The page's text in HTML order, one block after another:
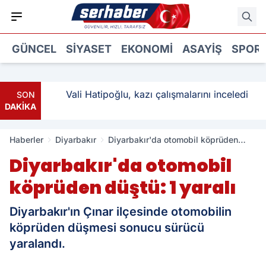
GÜNCEL SIYASET EKONOMI ASAYIŞ SPOR
SON
DAKİKA
Vali Hatipoğlu, kazı çalışmalarını inceledi
Haberler Diyarbakır
Diyarbakır'da otomobil köprüden
Diyarbakır'da otomobil
köprüden düştü: 1 yaralı
Diyarbakır'ın Çınar ilçesinde otomobilin
köprüden düşmesi sonucu sürücü
yaralandı.